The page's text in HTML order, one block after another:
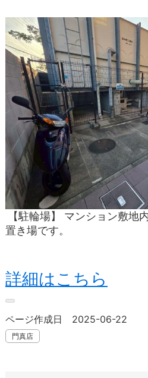
【駐輪場】 マンション敷地
置き場です。
詳細はこちら
ページ作成日 2025-06-22
門真店